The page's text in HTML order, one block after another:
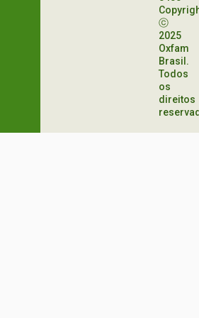
ⓒ
2025
Oxfam
Brasil.
Todos
os
direitos